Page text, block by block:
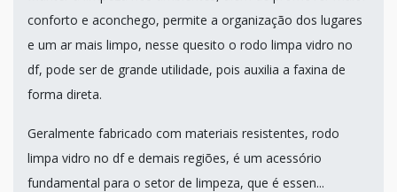
conforto e aconchego, permite a organização dos lugares
e um ar mais limpo, nesse quesito o rodo limpa vidro no
df, pode ser de grande utilidade, pois auxilia a faxina de
forma direta.
Geralmente fabricado com materiais resistentes, rodo
limpa vidro no df e demais regiões, é um acessório
fundamental para o setor de limpeza, que é essen...